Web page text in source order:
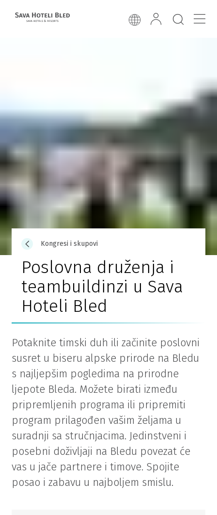
Kongresi i skupovi
Poslovna druženja i
teambuildinzi u Sava
Hoteli Bled
Potaknite timski duh ili začinite poslovni
susret u biseru alpske prirode na Bledu
s najljepšim pogledima na prirodne
ljepote Bleda. Možete birati između
pripremljenih programa ili pripremiti
program prilagođen vašim željama u
suradnji sa stručnjacima. Jedinstveni i
posebni doživljaji na Bledu povezat će
vas u jače partnere i timove. Spojite
posao i zabavu u najboljem smislu.